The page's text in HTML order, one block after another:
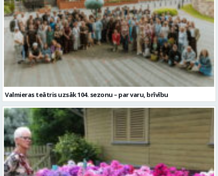
Valmieras teātris uzsāk 104. sezonu – par varu, brīvību